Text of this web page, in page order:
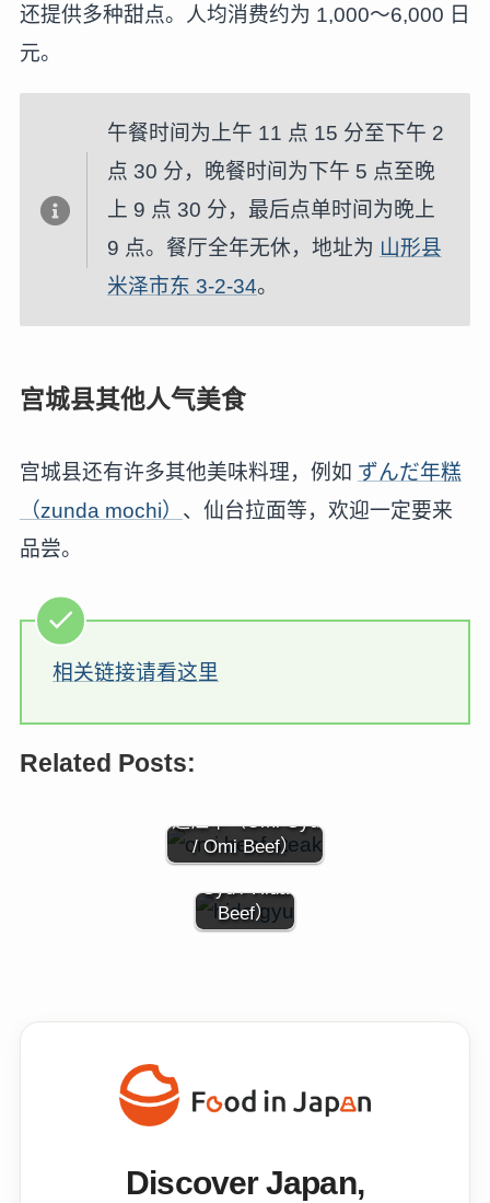
还提供多种甜点。人均消费约为 1,000～6,000 日
元。
午餐时间为上午 11 点 15 分至下午 2
点 30 分，晚餐时间为下午 5 点至晚
上 9 点 30 分，最后点单时间为晚上
9 点。餐厅全年无休，地址为 山形县
米泽市东 3-2-34。
宫城县其他人气美食
宫城县还有许多其他美味料理，例如 ずんだ年糕
（zunda mochi） 、仙台拉面等，欢迎一定要来
品尝。
相关链接请看这里
Related Posts:
近江牛（Ōmi Gyu
/ Omi Beef）
飞騨牛
（Hida-
Gyu / Hida
Beef）
Discover Japan,